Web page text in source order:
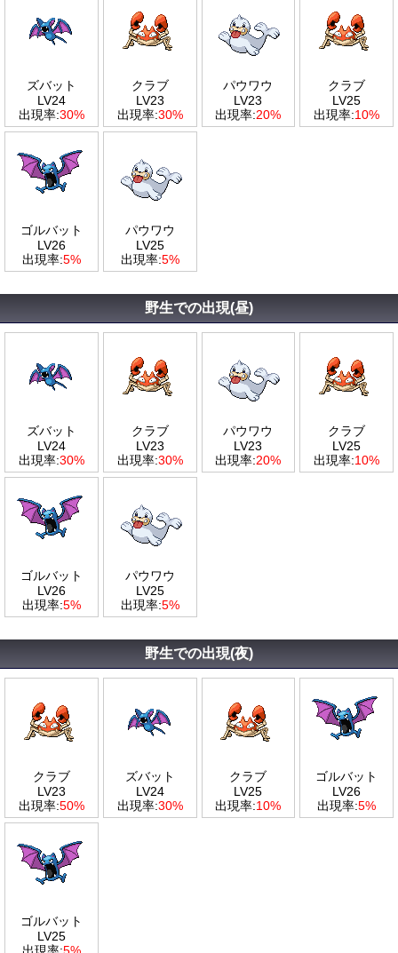
ズバット
LV24
出現率:30%
クラブ
LV23
出現率:30%
パウワウ
LV23
出現率:20%
クラブ
LV25
出現率:10%
ゴルバット
LV26
出現率:5%
パウワウ
LV25
出現率:5%
野生での出現(昼)
ズバット
LV24
出現率:30%
クラブ
LV23
出現率:30%
パウワウ
LV23
出現率:20%
クラブ
LV25
出現率:10%
ゴルバット
LV26
出現率:5%
パウワウ
LV25
出現率:5%
野生での出現(夜)
クラブ
LV23
出現率:50%
ズバット
LV24
出現率:30%
クラブ
LV25
出現率:10%
ゴルバット
LV26
出現率:5%
ゴルバット
LV25